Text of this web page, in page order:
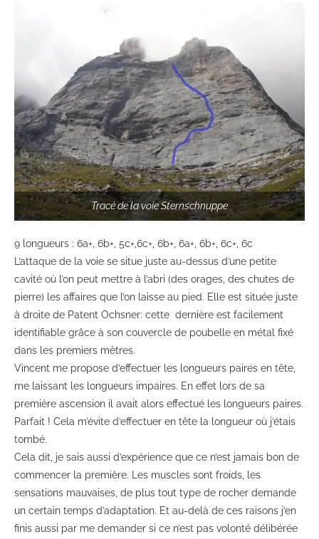
Tracé de la voie Sternschnuppe
9 longueurs : 6a+, 6b+, 5c+,6c+, 6b+, 6a+, 6b+, 6c+, 6c
L’attaque de la voie se situe juste au-dessus d’une petite
cavité où l’on peut mettre à l’abri (des orages, des chutes de
pierre) les affaires que l’on laisse au pied. Elle est située juste
à droite de Patent Ochsner: cette dernière est facilement
identifiable grâce à son couvercle de poubelle en métal fixé
dans les premiers mètres.
Vincent me propose d’effectuer les longueurs paires en tête,
me laissant les longueurs impaires. En effet lors de sa
première ascension il avait alors effectué les longueurs paires.
Parfait ! Cela m’évite d’effectuer en tête la longueur où j’étais
tombé.
Cela dit, je sais aussi d’expérience que ce n’est jamais bon de
commencer la première. Les muscles sont froids, les
sensations mauvaises, de plus tout type de rocher demande
un certain temps d’adaptation. Et au-delà de ces raisons j’en
finis aussi par me demander si ce n’est pas volonté délibérée